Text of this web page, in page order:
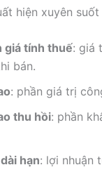
hiện xuyên suốt
giá tính thuế: giá
bán.
: phần giá trị
thu hồi: phần
hạn: lợi nhuận